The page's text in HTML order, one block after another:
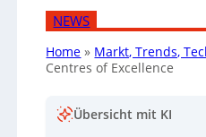
NEWS
Home » Markt, Trends,
Centres of Excellence
Übersicht mit KI